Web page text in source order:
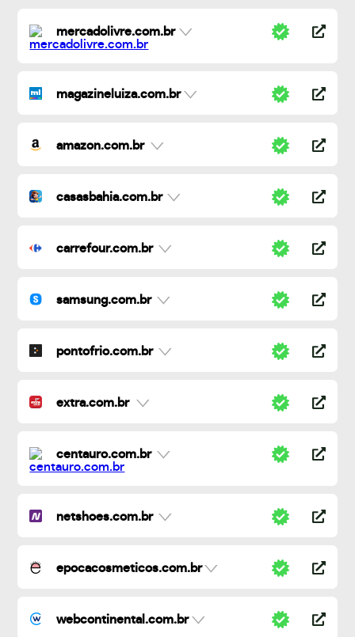
mercadolivre.com.br
magazineluiza.com.br
amazon.com.br
casasbahia.com.br
carrefour.com.br
samsung.com.br
pontofrio.com.br
extra.com.br
centauro.com.br
netshoes.com.br
epocacosmeticos.com.br
webcontinental.com.br